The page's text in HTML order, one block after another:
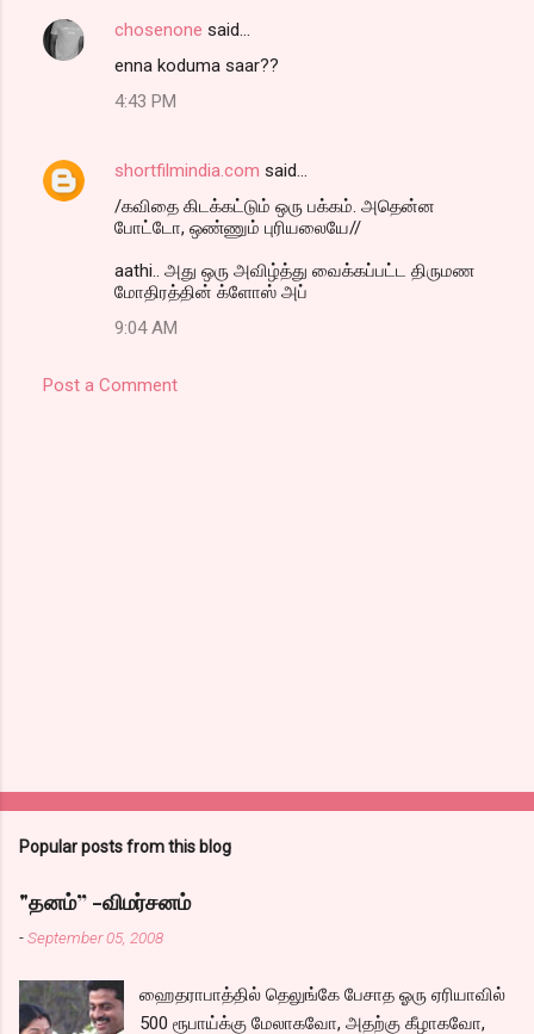
chosenone said…
enna koduma saar??
4:43 PM
shortfilmindia.com said…
/கவிதை கிடக்கட்டும் ஒரு பக்கம். அதென்ன
போட்டோ, ஒண்ணும் புரியலையே//
aathi.. அது ஒரு அவிழ்த்து வைக்கப்பட்ட திருமண
மோதிரத்தின் க்ளோஸ் அப்
9:04 AM
Post a Comment
Popular posts from this blog
"தனம்” -விமர்சனம்
-September 05, 2008
ஹைதராபாத்தில் தெலுங்கே பேசாத ஓரு ஏரியாவில்
500 ரூபாய்க்கு மேலாகவோ, அதற்கு கீழாகவோ,